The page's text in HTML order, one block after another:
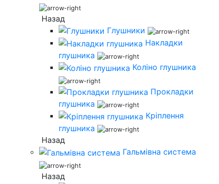
Назад
Глушники
Накладки
глушника
Коліно глушника
Прокладки
глушника
Кріплення
глушника
Назад
Гальмівна система
Назад